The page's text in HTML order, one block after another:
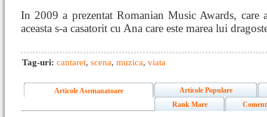
In 2009 a prezentat Romanian Music Awards,
aceasta s-a casatorit cu Ana care este marea lui
Tag-uri: cantaret, scena, muzica, viata
Articole Asemanatoare
Articole Populare
Rank Mare